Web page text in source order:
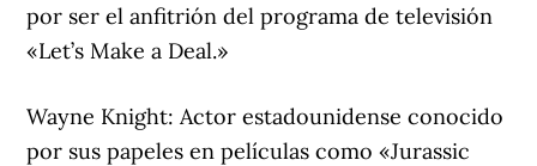
por ser el anfitrión del programa de televisión
«Let’s Make a Deal.»
Wayne Knight: Actor estadounidense conocido
por sus papeles en películas como «Jurassic